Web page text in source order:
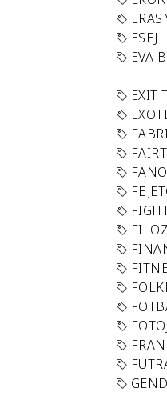
ESEJ
EVA
EXIT